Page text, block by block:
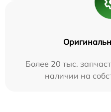
Более 20 тыс.
наличии на